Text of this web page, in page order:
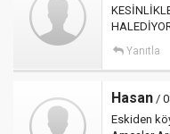
Yanıtla
Hasan /
Eskiden